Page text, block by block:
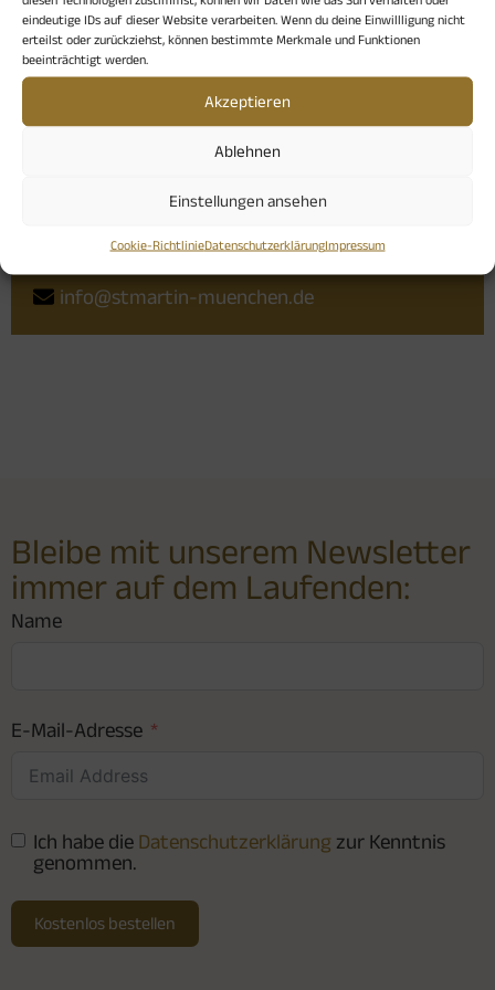
eindeutige IDs auf dieser Website verarbeiten. Wenn du deine Einwillligung nicht
erteilst oder zurückziehst, können bestimmte Merkmale und Funktionen
beeinträchtigt werden.
Akzeptieren
Ablehnen
Einstellungen ansehen
Cookie-RichtlinieDatenschutzerklärungImpressum
Kampfkunst auf einzigartige Weise miteinander
verbindet.
Um anderen Menschen diesen faszinierenden
Übungsweg näherzubringen und sie auf diesem
zu begleiten, absolvierte ich eine Ausbildung zur
info@stmartin-muenchen.de
Bleibe mit unserem Newsletter
immer auf dem Laufenden:
Name
E-Mail-Adresse
Ich habe die Datenschutzerklärung zur Kenntnis
genommen.
Kostenlos bestellen